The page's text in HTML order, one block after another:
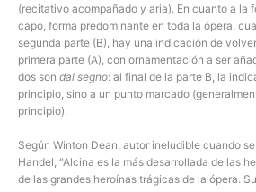
(recitativo acompañado y aria). En cuanto a la
capo, forma predominante en toda la ópera,
segunda parte (B), hay una indicación de
primera parte (A), con ornamentación a ser
dos son dal segno: al final de la parte B, la
principio, sino a un punto marcado
principio).
Según Winton Dean, autor ineludible cuando
Handel, “Alcina es la más desarrollada de las
de las grandes heroínas trágicas de la ópera.